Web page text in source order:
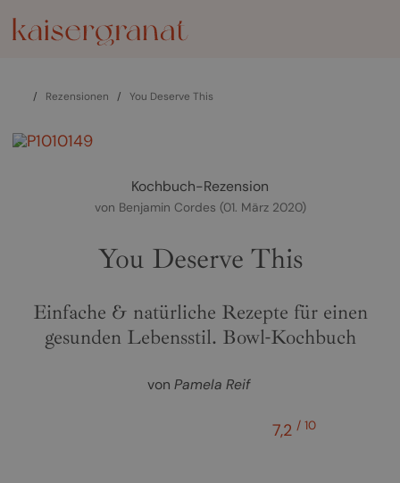
/ Rezensionen / You Deserve This
Kochbuch-Rezension
von Benjamin Cordes (01. März 2020)
You Deserve This
Einfache & natürliche Rezepte für einen
gesunden Lebensstil. Bowl-Kochbuch
von Pamela Reif
7,2/ 10
zurück weiter